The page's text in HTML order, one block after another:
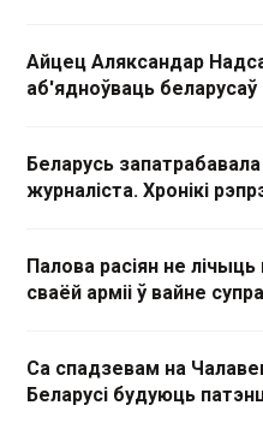
Айцец Аляксандар
аб'ядноўваць беларусаў
Беларусь
журналіста. Хронікі
Палова расіян не
сваёй арміі ў вайне
Са спадзевам на
Беларусі будуюць